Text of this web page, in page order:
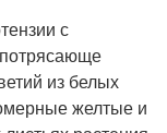
с
из белых
желтые и